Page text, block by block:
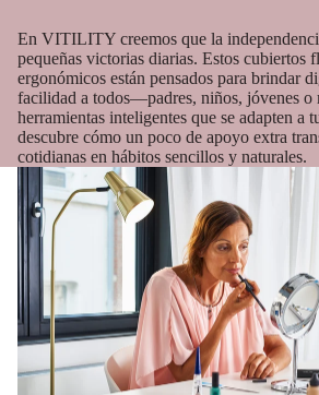
En VITILITY creemos que la
pequeñas victorias diarias. Estos cubiertos
ergonómicos están pensados para brindar
facilidad a todos—padres, niños, jóvenes o
herramientas inteligentes que se adapten a
descubre cómo un poco de apoyo extra
cotidianas en hábitos sencillos y naturales.